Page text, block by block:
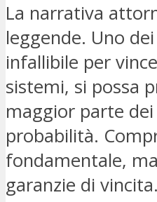
La narrativa
leggende. Uno
infallibile per
sistemi, si possa
maggior parte
probabilità.
fondamentale,
garanzie di vincita.